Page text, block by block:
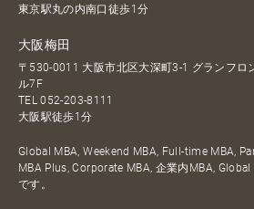
東京駅丸の内南口徒歩1分
大阪梅田
〒530-0011 大阪市北区大深町3-1 グランフロ
ル7F
TEL052-203-8111
大阪駅徒歩1分
Global MBA, Weekend MBA, Full-time MBA,
MBA Plus, Corporate MBA, 企業内MBA,
です。